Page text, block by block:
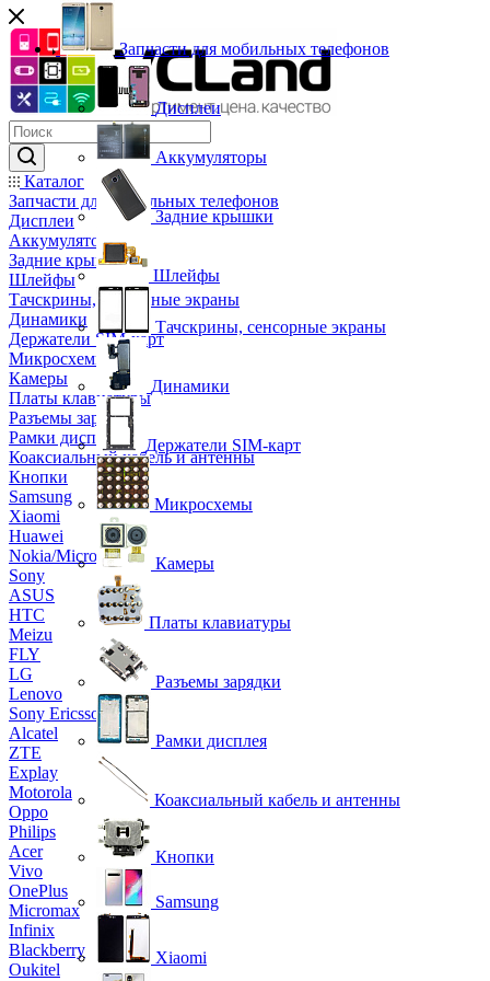
Каталог
Запчасти для мобильных телефонов
Дисплеи
Аккумуляторы
Задние крышки
Шлейфы
Тачскрины, сенсорные экраны
Динамики
Держатели SIM-карт
Микросхемы
Камеры
Платы клавиатуры
Разъемы зарядки
Рамки дисплея
Коаксиальный кабель и антенны
Кнопки
Samsung
Xiaomi
Huawei
Nokia/Microsoft
Sony
ASUS
HTC
Meizu
FLY
LG
Lenovo
Sony Ericsson
Alcatel
ZTE
Explay
Motorola
Oppo
Philips
Acer
Vivo
OnePlus
Micromax
Infinix
Blackberry
Oukitel
Запчасти для мобильных телефонов
Дисплеи
Аккумуляторы
Задние крышки
Шлейфы
Тачскрины, сенсорные экраны
Динамики
Держатели SIM-карт
Микросхемы
Камеры
Платы клавиатуры
Разъемы зарядки
Рамки дисплея
Коаксиальный кабель и антенны
Кнопки
Samsung
Xiaomi